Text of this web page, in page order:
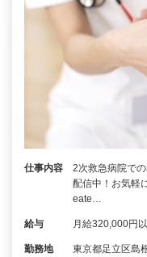
仕事内容
2次救急病院で
配信中！お気軽
eate…
給与 月給320,000円
勤務地
東京都足立区島